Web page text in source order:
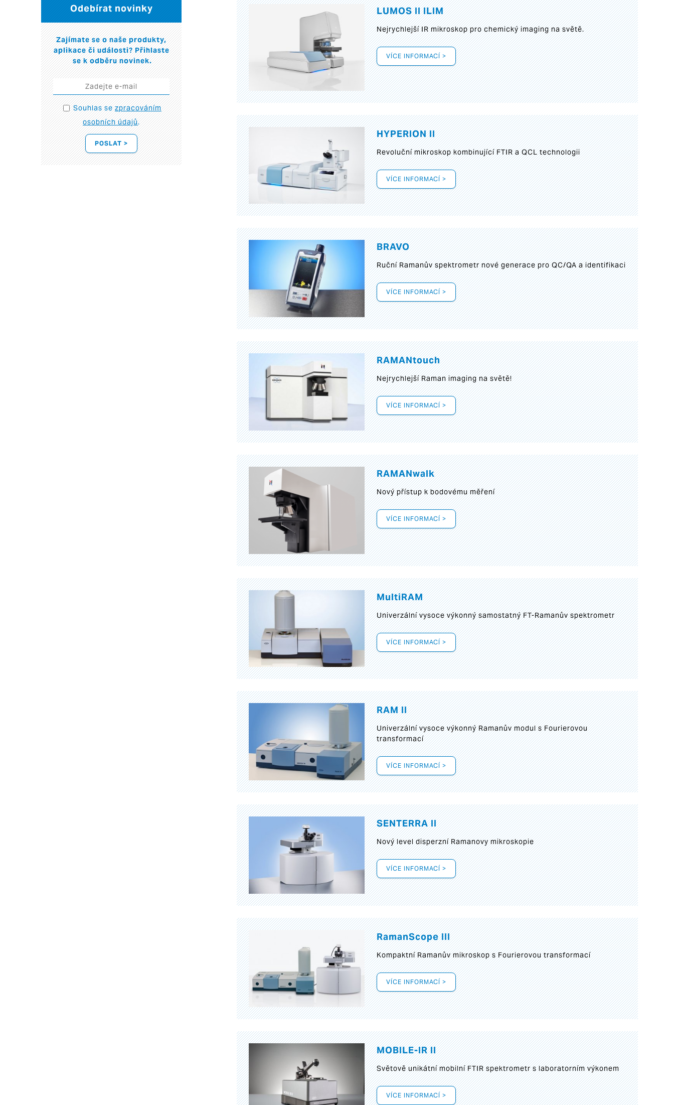
LUMOS II ILIM
Nejrychlejší IR mikroskop pro chemický imaging na světě.
VÍCE INFORMACÍ >
HYPERION II
Revoluční mikroskop kombinující FTIR a QCL technologii
VÍCE INFORMACÍ >
BRAVO
Ruční Ramanův spektrometr nové generace pro QC/QA a identifikaci
VÍCE INFORMACÍ >
RAMANtouch
Nejrychlejší Raman imaging na světě!
VÍCE INFORMACÍ >
RAMANwalk
Nový přístup k bodovému měření
VÍCE INFORMACÍ >
MultiRAM
Univerzální vysoce výkonný samostatný FT-Ramanův spektrometr
VÍCE INFORMACÍ >
RAM II
Univerzální vysoce výkonný Ramanův modul s Fourierovou
transformací
VÍCE INFORMACÍ >
SENTERRA II
Nový level disperzní Ramanovy mikroskopie
VÍCE INFORMACÍ >
RamanScope III
Kompaktní Ramanův mikroskop s Fourierovou transformací
VÍCE INFORMACÍ >
MOBILE-IR II
Světově unikátní mobilní FTIR spektrometr s laboratorním výkonem
VÍCE INFORMACÍ >
Odebírat novinky
Zajímate se o naše produkty,
aplikace či události? Přihlaste
se k odběru novinek.
Souhlas sezpracováním
osobních údajů.
POSLAT >